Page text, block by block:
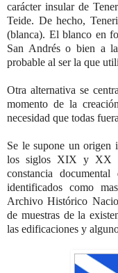
carácter insular de
Teide. De hecho,
(blanca). El blanco en
San Andrés o bien a
probable al ser la que
Otra alternativa se
momento de la
necesidad que todas
Se le supone un origen
los siglos XIX y XX
constancia
identificados como
Archivo Histórico
de muestras de la
las edificaciones y